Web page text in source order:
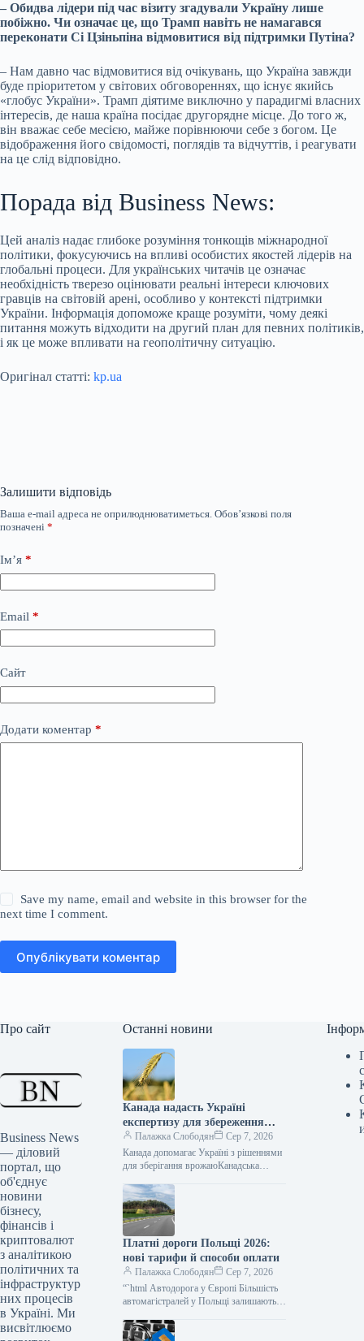
– Обидва лідери під час візиту згадували Україну лише
побіжно. Чи означає це, що Трамп навіть не намагався
переконати Сі Цзіньпіна відмовитися від підтримки Путіна?
– Нам давно час відмовитися від очікувань, що Україна завжди
буде пріоритетом у світових обговореннях, що існує якийсь
«глобус України». Трамп діятиме виключно у парадигмі власних
інтересів, де наша країна посідає другорядне місце. До того ж,
він вважає себе месією, майже порівнюючи себе з богом. Це
відображення його свідомості, поглядів та відчуттів, і реагувати
на це слід відповідно.
Порада від Business News:
Цей аналіз надає глибоке розуміння тонкощів міжнародної
політики, фокусуючись на впливі особистих якостей лідерів на
глобальні процеси. Для українських читачів це означає
необхідність тверезо оцінювати реальні інтереси ключових
гравців на світовій арені, особливо у контексті підтримки
України. Інформація допоможе краще розуміти, чому деякі
питання можуть відходити на другий план для певних політиків,
і як це може впливати на геополітичну ситуацію.
Оригінал статті: kp.ua
Залишити відповідь
Ваша e-mail адреса не оприлюднюватиметься. Обов’язкові поля
позначені *
Ім’я *
Email *
Сайт
Додати коментар *
Save my name, email and website in this browser for the
next time I comment.
Опублікувати коментар
Про сайт
Business News
— діловий
портал, що
об'єднує
новини
бізнесу,
фінансів і
криптовалют
з аналітикою
політичних та
інфраструктур
них процесів
в Україні. Ми
висвітлюємо
Останні новини
Канада надасть Україні
експертизу для збереження
зібраного врожаю
Палажка Слободян
Сер 7, 2026
Канада допомагає Україні з рішеннями
для зберігання врожаюКанадська
Україні додаткові зернові рукави для
тимчасового зберігання
Платні дороги Польщі 2026:
нові тарифи й способи оплати
Палажка Слободян
Сер 7, 2026
“`html Автодорога у Європі Більшість
автомагістралей у Польщі залишаються
автомобілів та мотоциклів. Проте на